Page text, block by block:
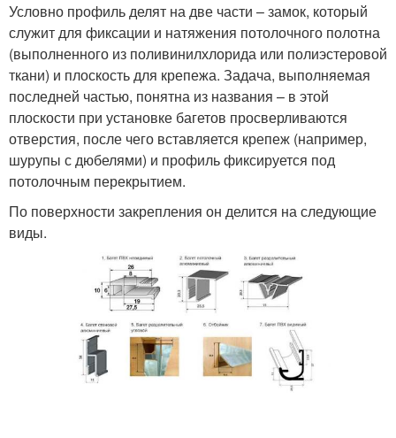
Условно профиль делят на две части – замок, который
служит для фиксации и натяжения потолочного полотна
(выполненного из поливинилхлорида или полиэстеровой
ткани) и плоскость для крепежа. Задача, выполняемая
последней частью, понятна из названия – в этой
плоскости при установке багетов просверливаются
отверстия, после чего вставляется крепеж (например,
шурупы с дюбелями) и профиль фиксируется под
потолочным перекрытием.
По поверхности закрепления он делится на следующие
виды.